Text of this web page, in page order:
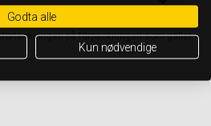
på förpackningen som gäller
Godta alle
Kun nødvendige